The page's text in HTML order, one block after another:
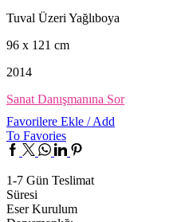
Tuval Üzeri Yağlıboya
96 x 121 cm
2014
Sanat Danışmanına Sor
Favorilere Ekle / Add
To Favories
Facebook
Twitter
Whatsapp
Linkedin
Pinterest
1-7 Gün Teslimat
Süresi
Eser Kurulum